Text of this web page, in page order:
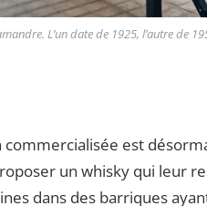
L’un date de 1925, l’autre de
est
un whisky qui leur
dans des barriques